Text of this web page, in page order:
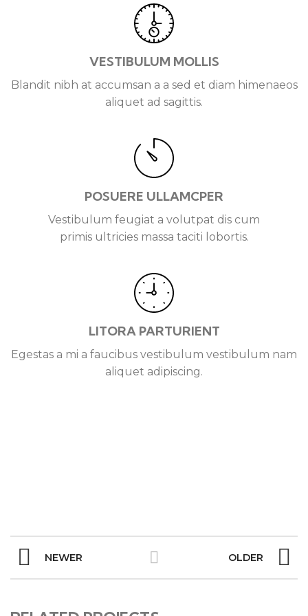
VESTIBULUM MOLLIS
Blandit nibh at accumsan a a sed et diam himenaeos
aliquet ad sagittis.
POSUERE ULLAMCPER
Vestibulum feugiat a volutpat dis cum
primis ultricies massa taciti lobortis.
LITORA PARTURIENT
Egestas a mi a faucibus vestibulum vestibulum nam
aliquet adipiscing.
NEWER OLDER